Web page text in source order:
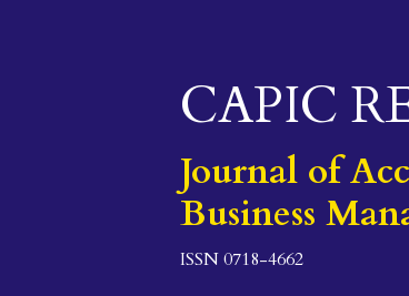
CAPIC
Journal of
Business
ISSN 0718-4662